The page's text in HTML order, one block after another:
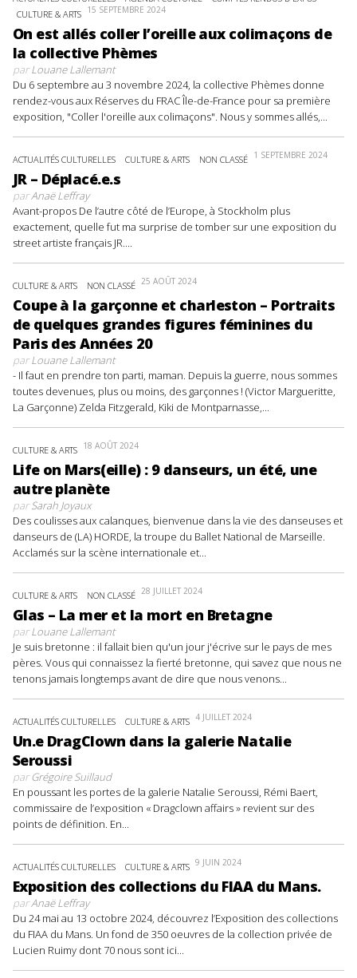
CULTURE & ARTS 15 SEPTEMBRE 2024
On est allés coller l’oreille aux colimaçons de
la collective Phèmes
parLouane Lallemant
Du 6 septembre au 3 novembre 2024, la collective Phèmes donne
rendez-vous aux Réserves du FRAC Île-de-France pour sa première
exposition, "Coller l'oreille aux colimaçons". Nous y sommes allés,...
ACTUALITÉS CULTURELLES CULTURE & ARTS NON CLASSÉ 1 SEPTEMBRE 2024
JR – Déplacé.e.s
parAnaë Leffray
Avant-propos De l’autre côté de l’Europe, à Stockholm plus
exactement, quelle fut ma surprise de tomber sur une exposition du
street artiste français JR....
CULTURE & ARTS NON CLASSÉ 25 AOÛT 2024
Coupe à la garçonne et charleston – Portraits
de quelques grandes figures féminines du
Paris des Années 20
parLouane Lallemant
- Il faut en prendre ton parti, maman. Depuis la guerre, nous sommes
toutes devenues, plus ou moins, des garçonnes ! (Victor Margueritte,
La Garçonne) Zelda Fitzgerald, Kiki de Montparnasse,...
CULTURE & ARTS 18 AOÛT 2024
Life on Mars(eille) : 9 danseurs, un été, une
autre planète
parSarah Joyaux
Des coulisses aux calanques, bienvenue dans la vie des danseuses et
danseurs de (LA) HORDE, la troupe du Ballet National de Marseille.
Acclamés sur la scène internationale et...
CULTURE & ARTS NON CLASSÉ 28 JUILLET 2024
Glas – La mer et la mort en Bretagne
parLouane Lallemant
Je suis bretonne : il fallait bien qu'un jour j'écrive sur le pays de mes
pères. Vous qui connaissez la fierté bretonne, qui savez que nous ne
tenons jamais longtemps avant de dire que nous venons...
ACTUALITÉS CULTURELLES CULTURE & ARTS 4 JUILLET 2024
Un.e DragClown dans la galerie Natalie
Seroussi
parGrégoire Suillaud
En poussant les portes de la galerie Natalie Seroussi, Rémi Baert,
commissaire de l’exposition « Dragclown affairs » revient sur des
points de définition. En...
ACTUALITÉS CULTURELLES CULTURE & ARTS 9 JUIN 2024
Exposition des collections du FIAA du Mans.
parAnaë Leffray
Du 24 mai au 13 octobre 2024, découvrez l’Exposition des collections
du FIAA du Mans. Un fond de 350 oeuvres de la collection privée de
Lucien Ruimy dont 70 nous sont ici...